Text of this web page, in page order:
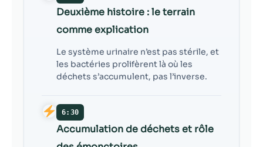
Deuxième histoire : le terrain
comme explication
Le système urinaire n’est pas stérile, et
les bactéries prolifèrent là où les
déchets s’accumulent, pas l’inverse.
6:30
Accumulation de déchets et rôle